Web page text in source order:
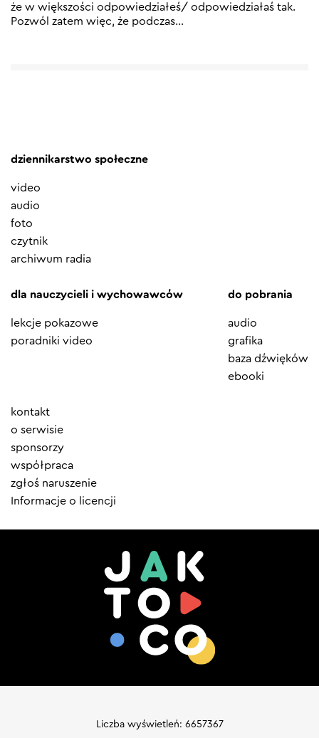
że w większości odpowiedziałeś/ odpowiedziałaś tak.
Pozwól zatem więc, że podczas…
dziennikarstwo społeczne
video
audio
foto
czytnik
archiwum radia
dla nauczycieli i wychowawców
lekcje pokazowe
poradniki video
do pobrania
audio
grafika
baza dźwięków
ebooki
Element
menu
kontakt
o serwisie
sponsorzy
współpraca
zgłoś naruszenie
Informacje o licencji
Liczba wyświetleń: 6657367